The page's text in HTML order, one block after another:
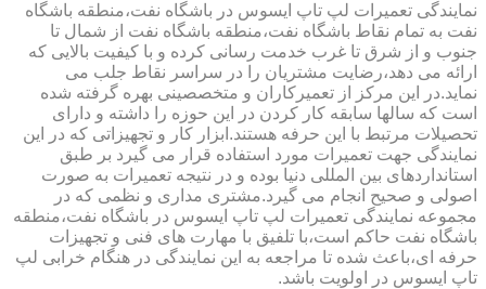
نمایندگی تعمیرات لپ تاپ ایسوس در باشگاه نفت،منطقه باشگاه
نفت به تمام نقاط باشگاه نفت،منطقه باشگاه نفت از شمال تا
جنوب و از شرق تا غرب خدمت رسانی کرده و با کیفیت بالایی که
ارائه می دهد،رضایت مشتریان را در سراسر نقاط جلب می
نماید.در این مرکز از تعمیرکاران و متخصصینی بهره گرفته شده
است که سالها سابقه کار کردن در این حوزه را داشته و دارای
تحصیلات مرتبط با این حرفه هستند.ابزار کار و تجهیزاتی که در این
نمایندگی جهت تعمیرات مورد استفاده قرار می گیرد بر طبق
استانداردهای بین المللی دنیا بوده و در نتیجه تعمیرات به صورت
اصولی و صحیح انجام می گیرد.مشتری مداری و نظمی که در
مجموعه نمایندگی تعمیرات لپ تاپ ایسوس در باشگاه نفت،منطقه
باشگاه نفت حاکم است،با تلفیق با مهارت های فنی و تجهیزات
حرفه ای،باعث شده تا مراجعه به این نمایندگی در هنگام خرابی لپ
تاپ ایسوس در اولویت باشد.